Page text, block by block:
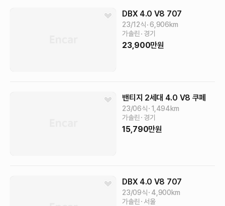
DBX 4.0 V8 707
23/12식 6,906km
가솔린
경기
23,900만원
밴티지 2세대 4.0 V8 쿠페
23/06식 1,494km
가솔린
경기
15,790만원
DBX 4.0 V8 707
23/09식 4,900km
가솔린
서울